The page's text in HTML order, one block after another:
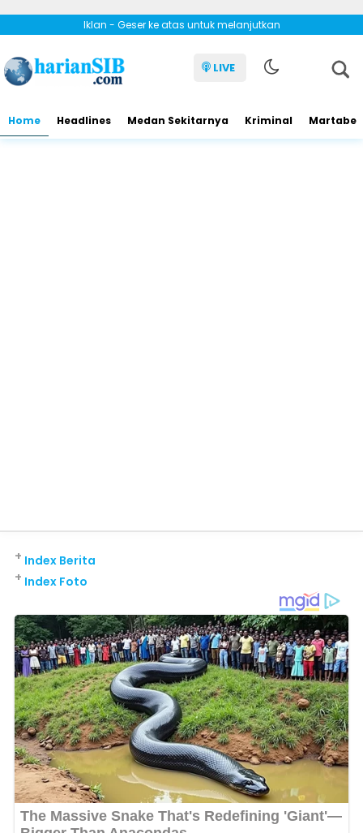
Iklan - Geser ke atas untuk melanjutkan
LIVE
Home Headlines Medan Sekitarnya Kriminal Martabe
Index Berita
+
Index Foto
+